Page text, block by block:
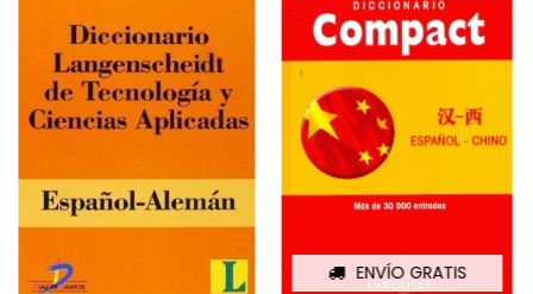
ENVÍO GRATIS